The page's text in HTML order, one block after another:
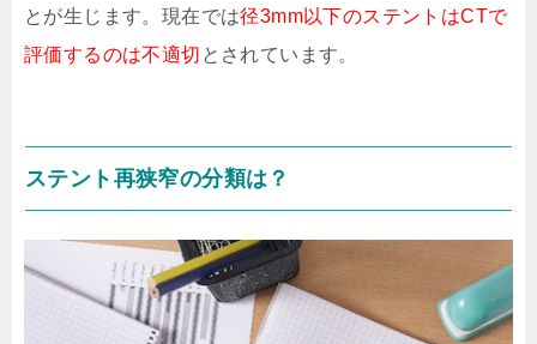
とが生じます。現在では径3mm以下のステントはCTで
評価するのは不適切 とされています。
ステント再狭窄の分類は？